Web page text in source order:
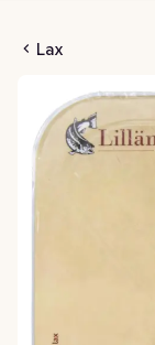
Lax
Örtmarinerad